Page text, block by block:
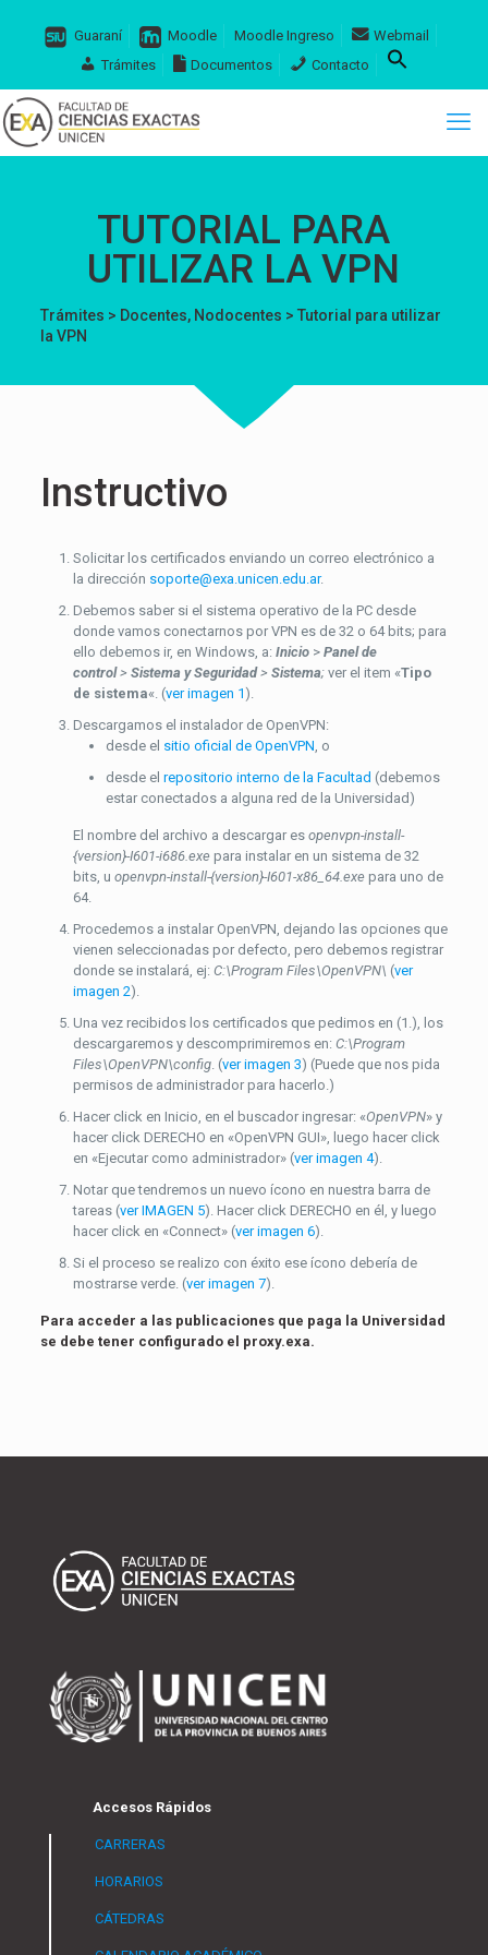
Guaraní Moodle Moodle Ingreso
Webmail
Trámites
Documentos Contacto
TUTORIAL PARA
UTILIZAR LA VPN
Trámites > Docentes, Nodocentes > Tutorial para utilizar
la VPN
Instructivo
Solicitar los certificados enviando un correo electrónico a
la dirección soporte@exa.unicen.edu.ar.
Debemos saber si el sistema operativo de la PC desde
donde vamos conectarnos por VPN es de 32 o 64 bits; para
ello debemos ir, en Windows, a: Inicio> Panel de
control> Sistema y Seguridad> Sistema; ver el item «Tipo
de sistema«. (ver imagen 1 ).
Descargamos el instalador de OpenVPN:
desde el sitio oficial de OpenVPN , o
desde el repositorio interno de la Facultad (debemos
estar conectados a alguna red de la Universidad)
El nombre del archivo a descargar es openvpn-install-
{version}-I601-i686.exepara instalar en un sistema de 32
bits, u openvpn-install-{version}-I601-x86_64.exepara uno de
64.
Procedemos a instalar OpenVPN, dejando las opciones que
vienen seleccionadas por defecto, pero debemos registrar
donde se instalará, ej: C:\Program Files\OpenVPN\ (ver
imagen 2).
Una vez recibidos los certificados que pedimos en (1.), los
descargaremos y descomprimiremos en: C:\Program
Files\OpenVPN\config. (ver imagen 3) (Puede que nos pida
permisos de administrador para hacerlo.)
Hacer click en Inicio, en el buscador ingresar: «OpenVPN» y
hacer click DERECHO en «OpenVPN GUI», luego hacer click
en «Ejecutar como administrador» (ver imagen 4).
Notar que tendremos un nuevo ícono en nuestra barra de
tareas (ver IMAGEN 5). Hacer click DERECHO en él, y luego
hacer click en «Connect» (ver imagen 6).
Si el proceso se realizo con éxito ese ícono debería de
mostrarse verde. (ver imagen 7).
Para acceder a las publicaciones que paga la Universidad
se debe tener configurado el proxy.exa.
Accesos Rápidos
CARRERAS
HORARIOS
CÁTEDRAS